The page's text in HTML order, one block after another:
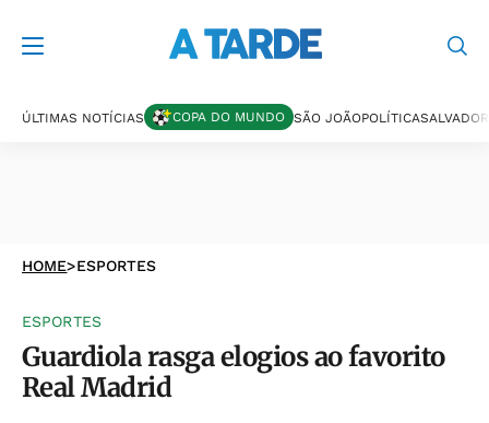
ÚLTIMAS NOTÍCIAS COPA DO MUNDO SÃO JOÃOPOLÍTICASALVADOR
HOME>ESPORTES
ESPORTES
Guardiola rasga elogios ao favorito
Real Madrid